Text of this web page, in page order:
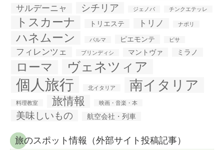
サルデーニャ シチリア ジェノバ チンクエテッレ
トスカーナ トリエステ トリノ ナポリ
ハネムーン パルマ ピエモンテ ピサ
フィレンツェ ブリンディシ マントヴァ ミラノ
ローマ ヴェネツィア
個人旅行 北イタリア 南イタリア
料理教室 旅情報 映画・音楽・本
美味しいもの 航空会社・列車
旅のスポット情報（外部サイト投稿記事）